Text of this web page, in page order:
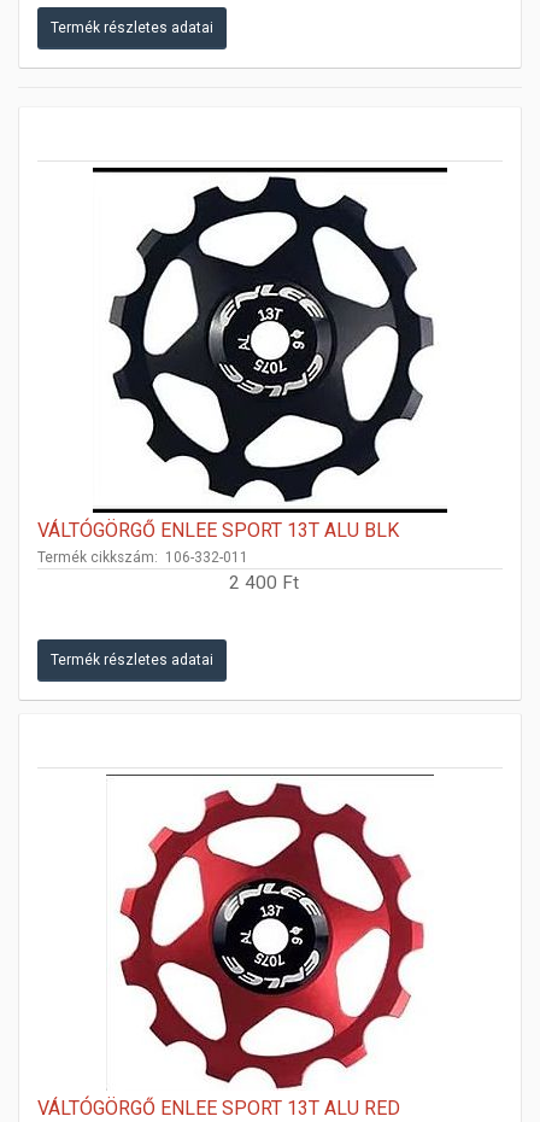
Termék részletes adatai
VÁLTÓGÖRGŐ ENLEE SPORT 13T ALU BLK
Termék cikkszám: 106-332-011
2 400 Ft
Termék részletes adatai
VÁLTÓGÖRGŐ ENLEE SPORT 13T ALU RED